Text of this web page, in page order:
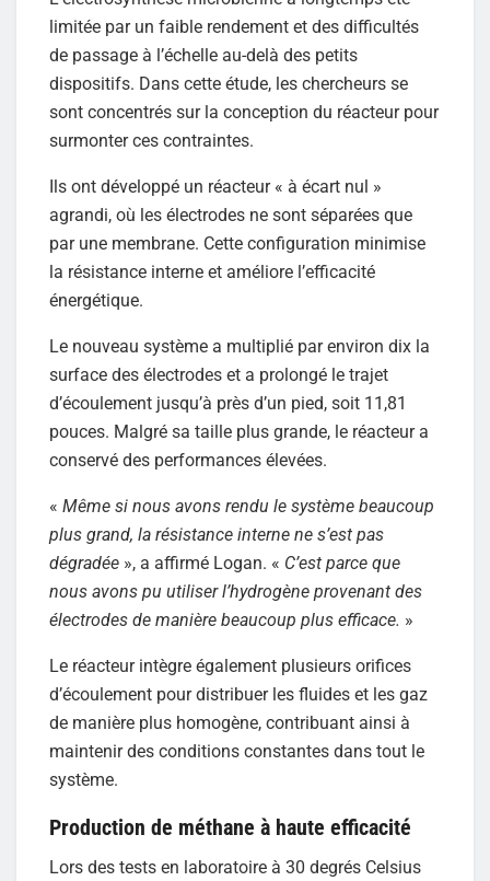
limitée par un faible rendement et des difficultés
de passage à l’échelle au-delà des petits
dispositifs. Dans cette étude, les chercheurs se
sont concentrés sur la conception du réacteur pour
surmonter ces contraintes.
Ils ont développé un réacteur « à écart nul »
agrandi, où les électrodes ne sont séparées que
par une membrane. Cette configuration minimise
la résistance interne et améliore l’efficacité
énergétique.
Le nouveau système a multiplié par environ dix la
surface des électrodes et a prolongé le trajet
d’écoulement jusqu’à près d’un pied, soit 11,81
pouces. Malgré sa taille plus grande, le réacteur a
conservé des performances élevées.
« Même si nous avons rendu le système beaucoup
plus grand, la résistance interne ne s’est pas
dégradée », a affirmé Logan. « C’est parce que
nous avons pu utiliser l’hydrogène provenant des
électrodes de manière beaucoup plus efficace. »
Le réacteur intègre également plusieurs orifices
d’écoulement pour distribuer les fluides et les gaz
de manière plus homogène, contribuant ainsi à
maintenir des conditions constantes dans tout le
système.
Production de méthane à haute efficacité
Lors des tests en laboratoire à 30 degrés Celsius